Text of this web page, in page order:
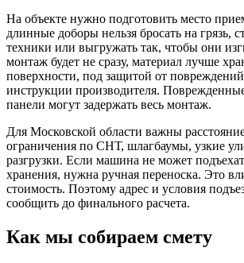
На объекте нужно подготовить место
длинные доборы нельзя бросать на грязь,
техники или выгружать так, чтобы они
монтаж будет не сразу, материал лучше
поверхности, под защитой от
инструкции производителя.
панели могут задержать весь монтаж.
Для Московской области важны
ограничения по СНТ, шлагбаумы, узкие
разгрузки. Если машина не может
хранения, нужна ручная переноска. Это
стоимость. Поэтому адрес и условия
сообщить до финального расчета.
Как мы собираем смету